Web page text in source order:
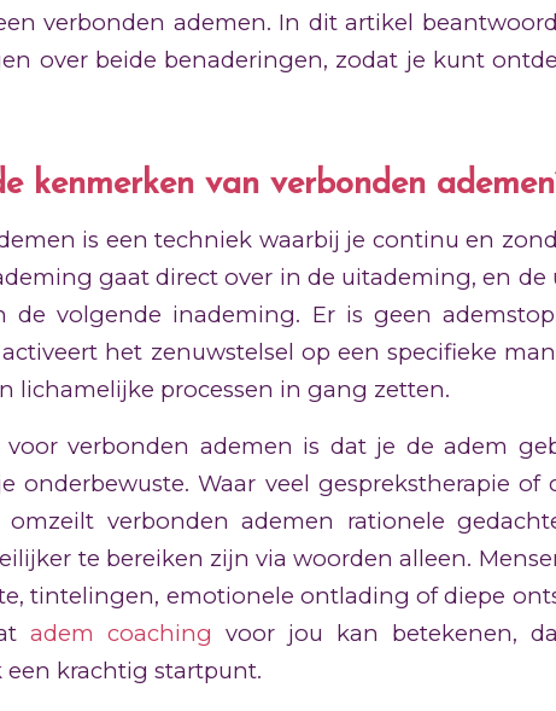
verbonden ademen. In dit artikel
over beide benaderingen, zodat je kunt
kenmerken van verbonden
is een techniek waarbij je continu en
gaat direct over in de uitademing, en
de volgende inademing. Er is geen
het zenuwstelsel op een specifieke
lichamelijke processen in gang zetten.
voor verbonden ademen is dat je de adem
onderbewuste. Waar veel gesprekstherapie of
omzeilt verbonden ademen rationele
te bereiken zijn via woorden alleen.
tintelingen, emotionele ontlading of diepe
adem coaching voor jou kan betekenen,
een krachtig startpunt.